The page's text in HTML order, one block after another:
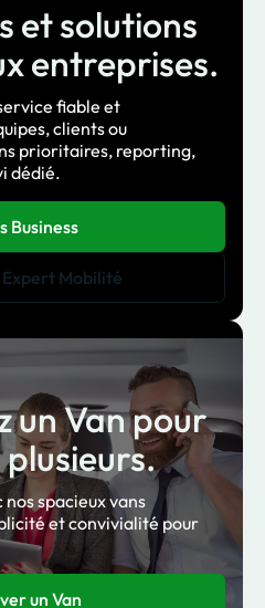
et solutions
entreprises.
fiable et
clients ou
prioritaires, reporting,
dédié.
Business
Mobilité
un Van pour
nos spacieux vans
et convivialité pour
un Van